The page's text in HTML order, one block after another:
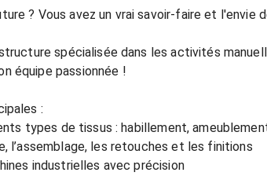
? Vous avez un vrai savoir-faire et l'envie
spécialisée dans les activités
équipe passionnée !
:
types de tissus : habillement,
l’assemblage, les retouches et les finitions
industrielles avec précision